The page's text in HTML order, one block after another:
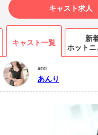
キャスト求人
キャスト一覧
新
ホットニ
anri
あんり